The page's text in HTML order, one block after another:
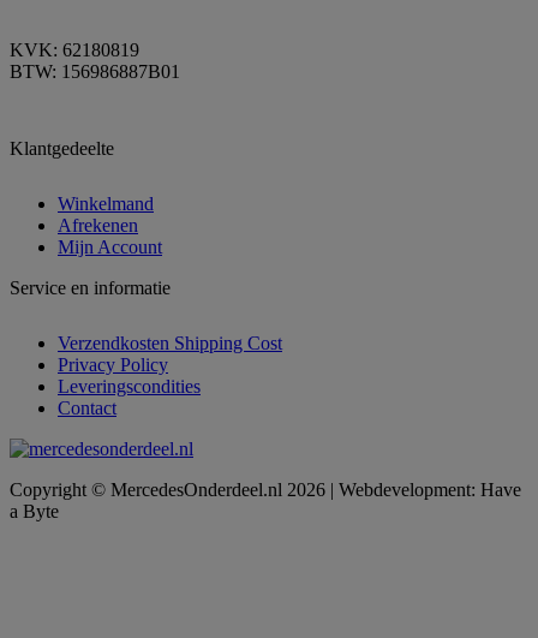
KVK: 62180819
BTW: 156986887B01
Klantgedeelte
Winkelmand
Afrekenen
Mijn Account
Service en informatie
Verzendkosten Shipping Cost
Privacy Policy
Leveringscondities
Contact
Copyright © MercedesOnderdeel.nl 2026 | Webdevelopment: Have
a Byte